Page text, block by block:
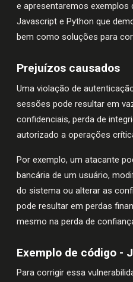
e apresentaremos exemplos
Javascript e Python que
bem como soluções para
Prejuízos causados
Uma violação de
sessões pode resultar em
confidenciais, perda de
autorizado a operações
Por exemplo, um atacante
bancária de um usuário,
do sistema ou alterar as
pode resultar em perdas
mesmo na perda de
Exemplo de código -
Para corrigir essa